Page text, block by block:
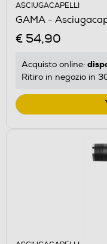
ASCIUGACAPELLI
GAMA -
€ 54,90
Acquisto online:
Ritiro in negozio in